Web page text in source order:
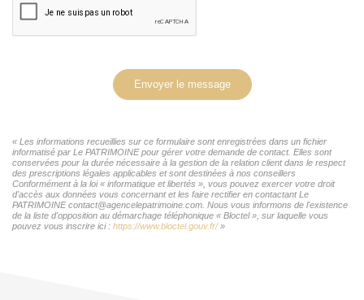
Envoyer le message
« Les informations recueillies sur ce formulaire sont enregistrées dans un fichier
informatisé par Le PATRIMOINE pour gérer votre demande de contact. Elles sont
conservées pour la durée nécessaire à la gestion de la relation client dans le respect
des prescriptions légales applicables et sont destinées à nos conseillers
Conformément à la loi « informatique et libertés », vous pouvez exercer votre droit
d'accès aux données vous concernant et les faire rectifier en contactant Le
PATRIMOINE contact@agencelepatrimoine.com. Nous vous informons de l'existence
de la liste d'opposition au démarchage téléphonique « Bloctel », sur laquelle vous
pouvez vous inscrire ici : https://www.bloctel.gouv.fr/»